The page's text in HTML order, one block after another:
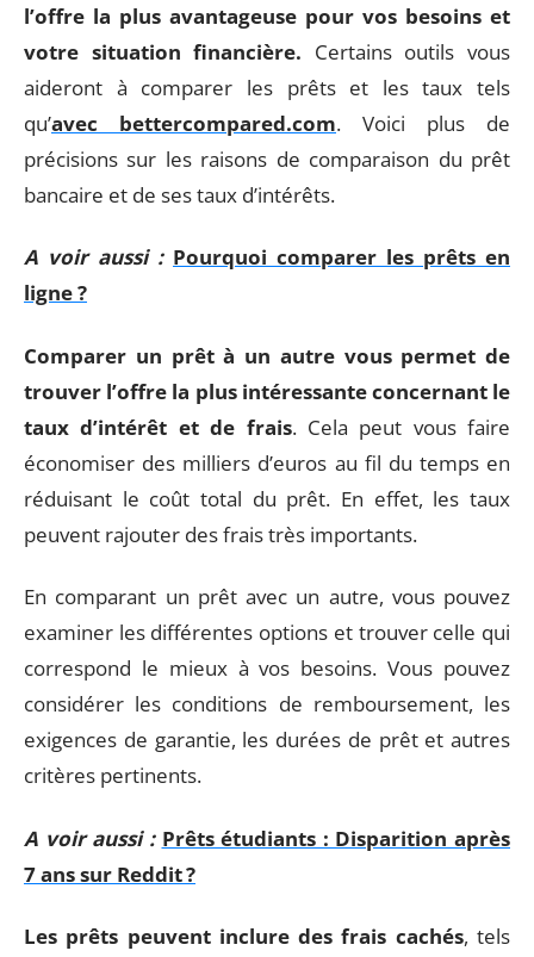
l’offre la plus avantageuse pour vos besoins et
votre situation financière. Certains outils vous
aideront à comparer les prêts et les taux tels
qu’avec bettercompared.com. Voici plus de
précisions sur les raisons de comparaison du prêt
bancaire et de ses taux d’intérêts.
A voir aussi : Pourquoi comparer les prêts en
ligne ?
Comparer un prêt à un autre vous permet de
trouver l’offre la plus intéressante concernant le
taux d’intérêt et de frais. Cela peut vous faire
économiser des milliers d’euros au fil du temps en
réduisant le coût total du prêt. En effet, les taux
peuvent rajouter des frais très importants.
En comparant un prêt avec un autre, vous pouvez
examiner les différentes options et trouver celle qui
correspond le mieux à vos besoins. Vous pouvez
considérer les conditions de remboursement, les
exigences de garantie, les durées de prêt et autres
critères pertinents.
A voir aussi : Prêts étudiants : Disparition après
7 ans sur Reddit ?
Les prêts peuvent inclure des frais cachés, tels